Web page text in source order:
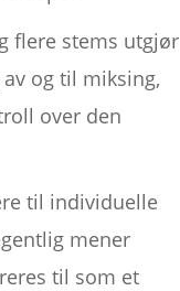
flere stems utgjør
av og til miksing,
over den
til individuelle
mener
til som et